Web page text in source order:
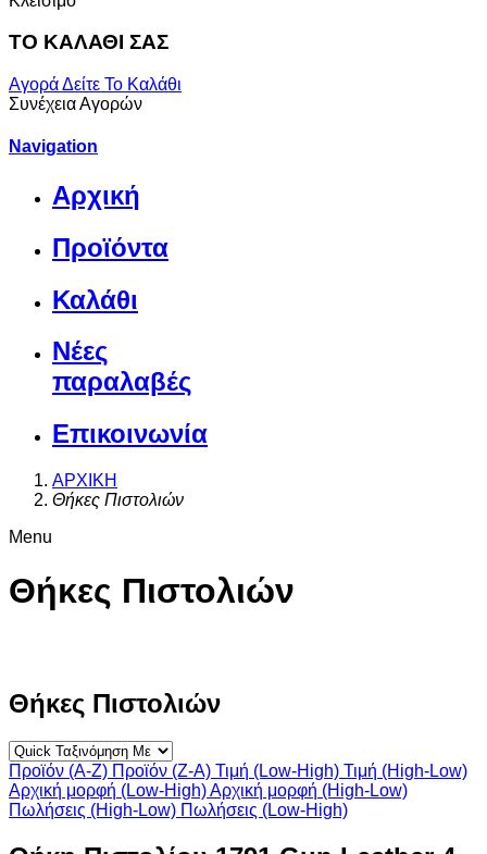
ΤΟ ΚΑΛΑΘΙ ΣΑΣ
ΑγοράΔείτε Το Καλάθι
Συνέχεια Αγορών
Navigation
Αρχική
Προϊόντα
Καλάθι
Νέες
παραλαβές
Επικοινωνία
ΑΡΧΙΚΗ
Θήκες Πιστολιών
Menu
Θήκες Πιστολιών
Θήκες Πιστολιών
Προϊόν (A-Z) Προϊόν (Z-A) Τιμή (Low-High) Τιμή (High-Low)
Αρχική μορφή (Low-High)Αρχική μορφή (High-Low)
Πωλήσεις (High-Low) Πωλήσεις (Low-High)